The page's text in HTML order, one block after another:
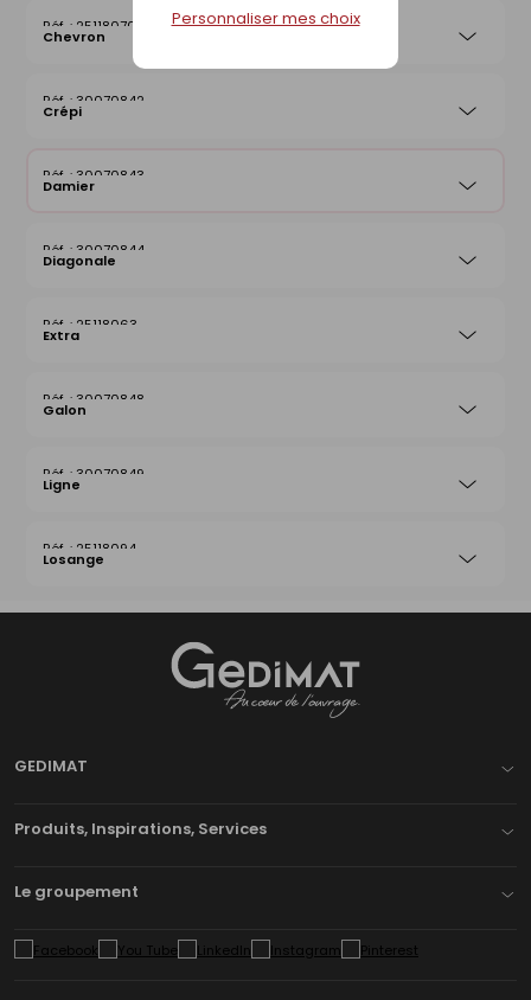
Personnaliser mes choix
25118070
Chevron
30070842
Crépi
30070843
Damier
30070844
Diagonale
25118063
Extra
30070848
Galon
30070849
Ligne
25118094
Losange
GEDIMAT
Produits, Inspirations, Services
Le groupement